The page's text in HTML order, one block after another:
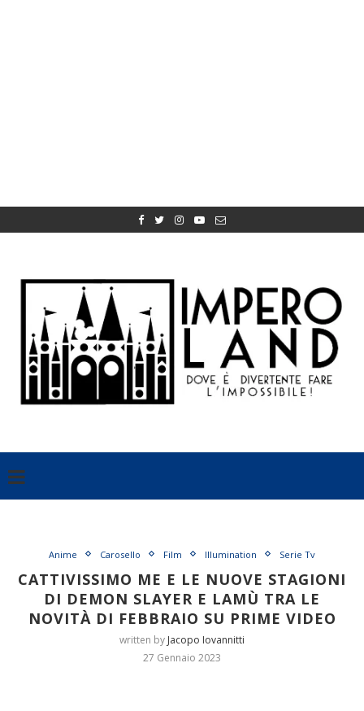
Anime Carosello Film Illumination Serie Tv
CATTIVISSIMO ME E LE NUOVE STAGIONI
DI DEMON SLAYER E LAMÙ TRA LE
NOVITÀ DI FEBBRAIO SU PRIME VIDEO
written by Jacopo Iovannitti
27 Gennaio 2023